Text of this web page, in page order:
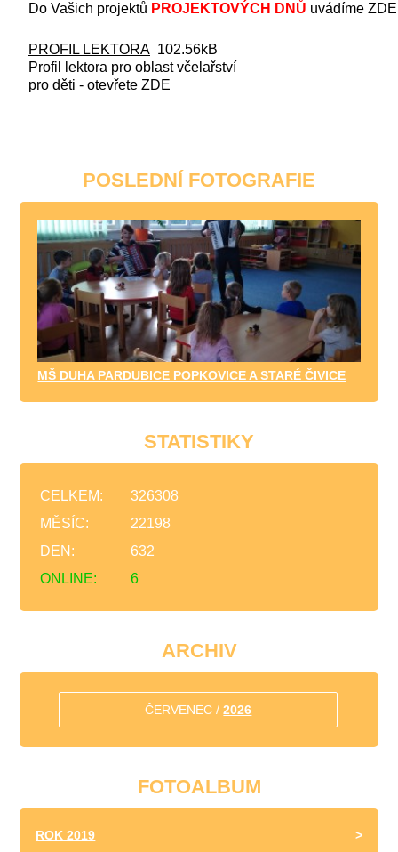
Do Vašich projektů PROJEKTOVÝCH DNŮ uvádíme
PROFIL LEKTORA 102.56kB
Profil lektora pro oblast včelařství
pro děti - otevřete ZDE
POSLEDNÍ FOTOGRAFIE
MŠ DUHA PARDUBICE POPKOVICE A STARÉ ČIVICE
STATISTIKY
ONLINE: 6
CELKEM:
326308
MĚSÍC:
22198
DEN:
632
ARCHIV
ČERVENEC /2026
FOTOALBUM
ROK 2019